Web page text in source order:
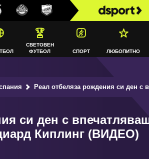
СВЕТОВЕН
ФУТБОЛ
СПОРТ ЛЮБОПИТНО
Реал отбеляза рождения си ден с впечатляващ клип и
си ден с
Киплинг (ВИДЕО)